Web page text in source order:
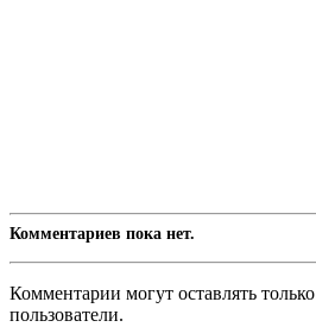
Комментариев пока нет.
Комментарии могут оставлять
пользователи.